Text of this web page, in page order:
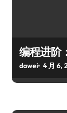
编程进阶
dawei 4 月 6,